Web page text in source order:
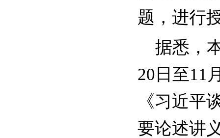
题，进行
据悉，
20日至11
《习近平
要论述讲